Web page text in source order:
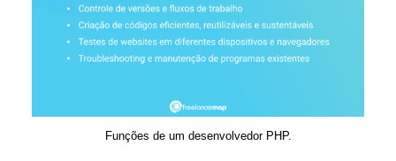
Funções de um desenvolvedor PHP.